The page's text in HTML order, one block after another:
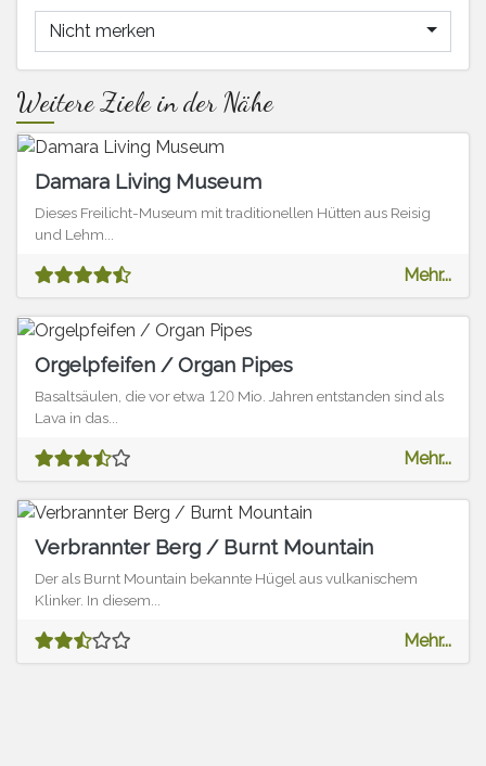
Nicht merken
Weitere Ziele in der Nähe
Damara Living Museum
Dieses Freilicht-Museum mit traditionellen Hütten aus Reisig
und Lehm...
Mehr...
Orgelpfeifen / Organ Pipes
Basaltsäulen, die vor etwa 120 Mio. Jahren entstanden sind als
Lava in das...
Mehr...
Verbrannter Berg / Burnt Mountain
Der als Burnt Mountain bekannte Hügel aus vulkanischem
Klinker. In diesem...
Mehr...